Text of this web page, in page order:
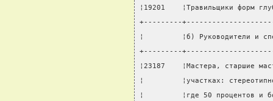
¦19201    ¦Травильщики
+---------
¦         ¦б) Руководители
+---------
¦23187    ¦Мастера, старшие
¦         ¦участках:
¦         ¦где 50 процентов и